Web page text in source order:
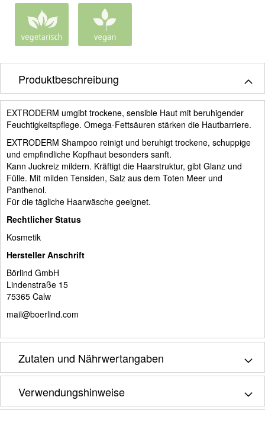
Produktbeschreibung
EXTRODERM umgibt trockene, sensible Haut mit beruhigender
Feuchtigkeitspflege. Omega-Fettsäuren stärken die Hautbarriere.
EXTRODERM Shampoo reinigt und beruhigt trockene, schuppige
und empfindliche Kopfhaut besonders sanft.
Kann Juckreiz mildern. Kräftigt die Haarstruktur, gibt Glanz und
Fülle. Mit milden Tensiden, Salz aus dem Toten Meer und
Panthenol.
Für die tägliche Haarwäsche geeignet.
Rechtlicher Status
Kosmetik
Hersteller Anschrift
Börlind GmbH
Lindenstraße 15
75365 Calw
mail@boerlind.com
Zutaten und Nährwertangaben
Verwendungshinweise